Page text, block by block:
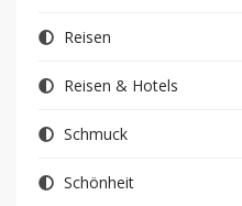
Reisen
Reisen & Hotels
Schmuck
Schönheit